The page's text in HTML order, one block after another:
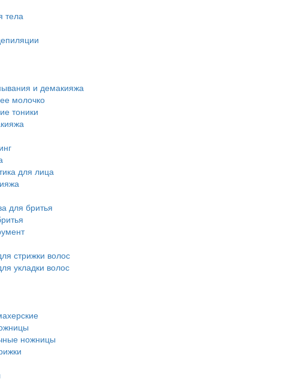
тела
и демакияжа
молочко
тоники
для лица
для бритья
стрижки волос
укладки волос
ножницы